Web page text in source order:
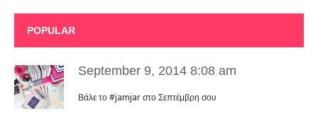
POPULAR
September 9, 2014 8:08 am
Βάλε το #jamjar στο Σεπτέμβρη σου